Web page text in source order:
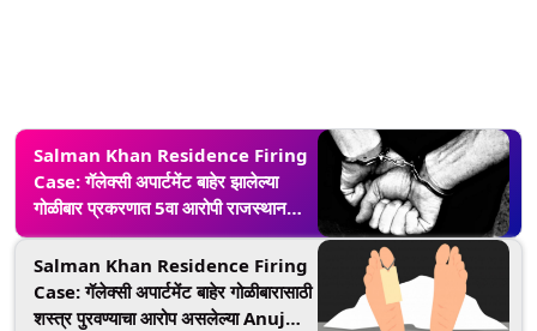
Salman Khan Residence Firing
Case: गॅलेक्सी अपार्टमेंट बाहेर झालेल्या
गोळीबार प्रकरणात 5वा आरोपी राजस्थान
मधून अटकेत!
Salman Khan Residence Firing
Case: गॅलेक्सी अपार्टमेंट बाहेर गोळीबारासाठी
शस्त्र पुरवण्याचा आरोप असलेल्या Anuj